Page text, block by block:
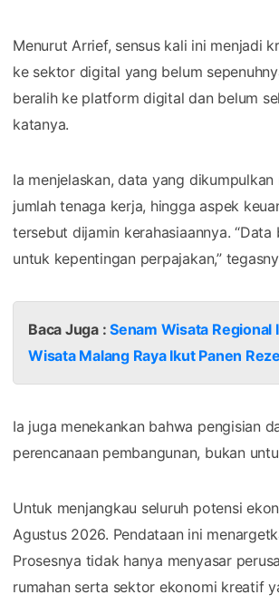
Menurut Arrief, sensus kali ini menjadi
ke sektor digital yang belum
beralih ke platform digital dan belum
katanya.
Ia menjelaskan, data yang
jumlah tenaga kerja, hingga aspek
tersebut dijamin kerahasiaannya.
untuk kepentingan perpajakan,”
Baca Juga :Senam Wisata Regional
Wisata Malang Raya Ikut Panen
Ia juga menekankan bahwa pengisian
perencanaan pembangunan, bukan
Untuk menjangkau seluruh potensi
Agustus 2026. Pendataan ini
Prosesnya tidak hanya menyasar
rumahan serta sektor ekonomi kreatif